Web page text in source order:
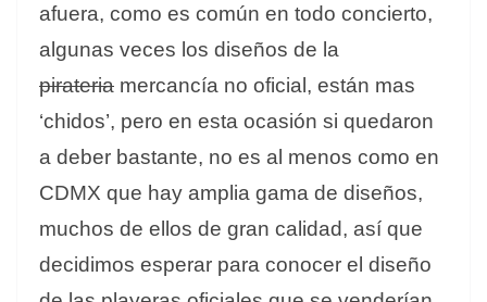
afuera, como es común en todo concierto,
algunas veces los diseños de la
pirateria mercancía no oficial, están mas
‘chidos’, pero en esta ocasión si quedaron
a deber bastante, no es al menos como en
CDMX que hay amplia gama de diseños,
muchos de ellos de gran calidad, así que
decidimos esperar para conocer el diseño